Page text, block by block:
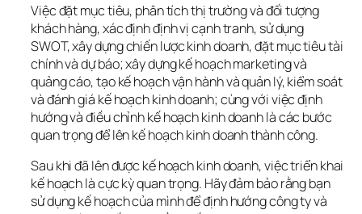
Việc đặt mục tiêu, phân tích thị trường và đối tượng
khách hàng, xác định định vị cạnh tranh, sử dụng
SWOT, xây dựng chiến lược kinh doanh, đặt mục tiêu tài
chính và dự báo; xây dựng kế hoạch marketing và
quảng cáo, tạo kế hoạch vận hành và quản lý, kiểm soát
và đánh giá kế hoạch kinh doanh; cùng với việc định
hướng và điều chỉnh kế hoạch kinh doanh là các bước
quan trọng để lên kế hoạch kinh doanh thành công.
Sau khi đã lên được kế hoạch kinh doanh, việc triển khai
kế hoạch là cực kỳ quan trọng. Hãy đảm bảo rằng bạn
sử dụng kế hoạch của mình để định hướng công ty và